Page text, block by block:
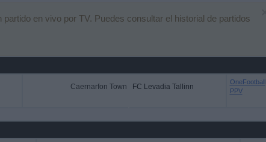
en vivo por TV. Puedes consultar el historial de partidos
Caernarfon Town FC Levadia Tallinn
OneFootball
PPV